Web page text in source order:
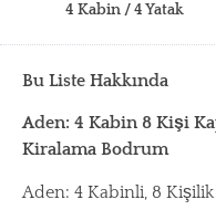
4 Kabin / 4 Yatak
Bu Liste Hakkında
Aden: 4 Kabin 8 Kişi
Kiralama Bodrum
Aden: 4 Kabinli, 8